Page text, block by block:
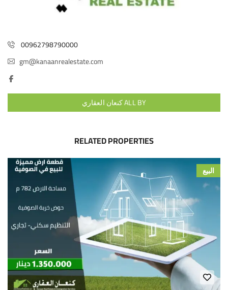
00962798790000
gm@kanaanrealestate.com
ALL BY كنعان العقاري
RELATED PROPERTIES
البيع